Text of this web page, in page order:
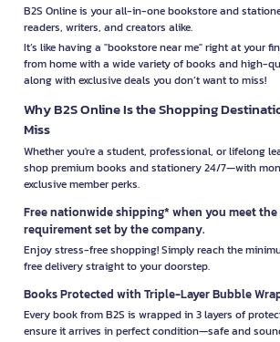
B2S Online is your all-in-one bookstore and
readers, writers, and creators alike.
It’s like having a "bookstore near me" right at your
from home with a wide variety of books and high-
along with exclusive deals you don’t want to miss!
Why B2S Online Is the Shopping
Miss
Whether you're a student, professional, or lifelong
shop premium books and stationery 24/7—with
exclusive member perks.
Free nationwide shipping* when you meet
requirement set by the company.
Enjoy stress-free shopping! Simply reach the
free delivery straight to your doorstep.
Books Protected with Triple-Layer Bubble
Every book from B2S is wrapped in 3 layers of
ensure it arrives in perfect condition—safe and